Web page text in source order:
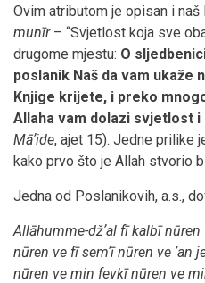
Ovim atributom je opisan i naš
munīr– “Svjetlost koja sve
drugome mjestu: O
poslanik Naš da vam ukaže
Knjige krijete, i preko
Allaha vam dolazi svjetlost i
Māʼide, ajet 15). Jedne prilike
kako prvo što je Allah stvorio
Jedna od Poslanikovih, a.s.,
Allāhumme-džʼal fī kalbī
nūren ve fī semʼī nūren ve ʼan
nūren ve min fevkī nūren ve